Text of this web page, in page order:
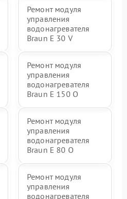
Ремонт модуля
управления
водонагревателя
Braun E 30 V
Ремонт модуля
управления
водонагревателя
Braun E 150 O
Ремонт модуля
управления
водонагревателя
Braun E 80 O
Ремонт модуля
управления
водонагревателя